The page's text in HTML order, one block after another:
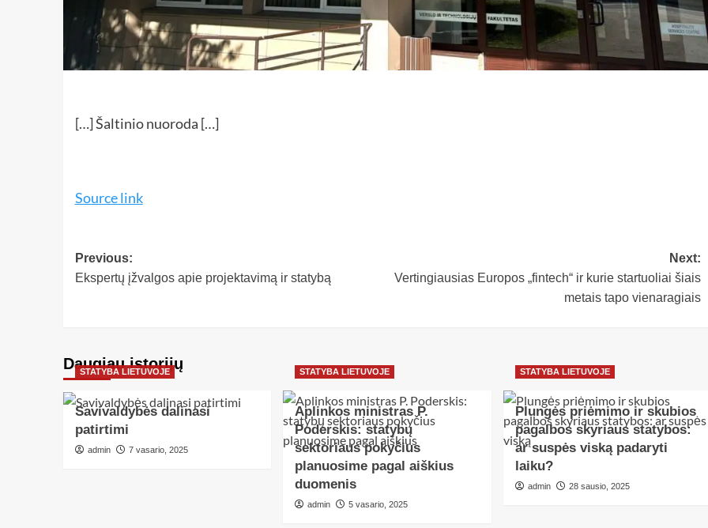
[…] Šaltinio nuoroda […]
Source link
Previous:
Ekspertų įžvalgos apie projektavimą ir statybą
Next:
Vertingiausias Europos „fintech“ ir kurie startuoliai šiais
metais tapo vienaragiais
Daugiau istorijų
STATYBA LIETUVOJE
Savivaldybės dalinasi
patirtimi
admin 7 vasario, 2025
STATYBA LIETUVOJE
Aplinkos ministras P.
Poderskis: statybų
sektoriaus pokyčius
planuosime pagal aiškius
duomenis
admin 5 vasario, 2025
STATYBA LIETUVOJE
Plungės priėmimo ir skubios
pagalbos skyriaus statybos:
ar suspės viską padaryti
laiku?
admin 28 sausio, 2025